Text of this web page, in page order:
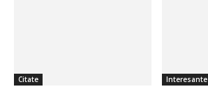
Citate Interesante